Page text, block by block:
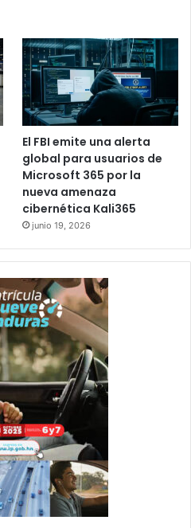
El FBI emite una alerta
global para usuarios de
Microsoft 365 por la
nueva amenaza
cibernética Kali365
junio 19, 2026